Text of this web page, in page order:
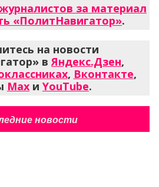
за материал
«ПолитНавигатор».
на новости
в Яндекс.Дзен,
, Вконтакте,
Max и YouTube.
новости